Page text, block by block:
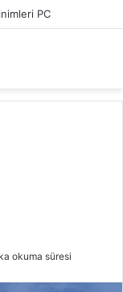
PC
okuma süresi